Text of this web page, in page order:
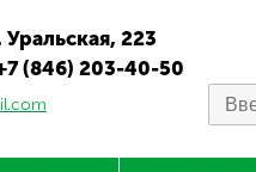
Уральская, 223
(846) 203-40-50